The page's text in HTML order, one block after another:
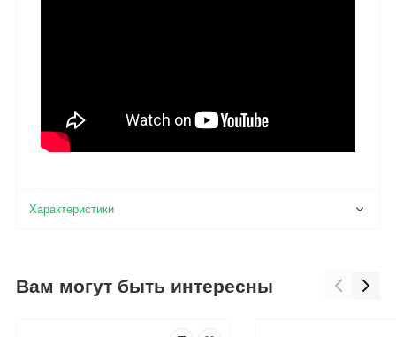
Вам могут быть интересны